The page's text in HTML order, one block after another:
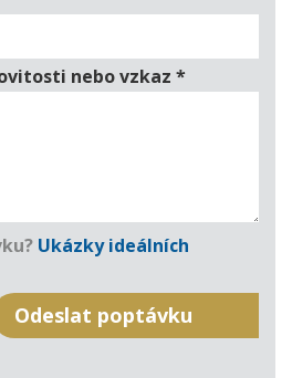
nebo vzkaz *
Ukázky ideálních